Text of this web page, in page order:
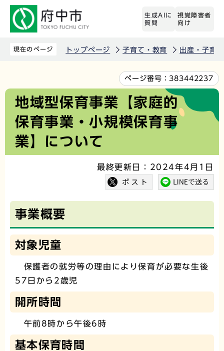
先
生成AIに
質問
視覚障害者
向け
現在のページ トップページ 子育て・教育 出産・子育て
文
ページ番号： 383442237
地域型保育事業【家庭的
保育事業・小規模保育事
業】について
最終更新日：2024年4月1日
事業概要
対象児童
保護者の就労等の理由により保育が必要な生後
57日から2歳児
開所時間
午前8時から午後6時
基本保育時間